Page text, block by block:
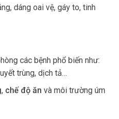
dáng oai vệ, gáy to, tinh
các bệnh phổ biến như:
trùng, dịch tả…
, chế độ ăn và môi trường úm